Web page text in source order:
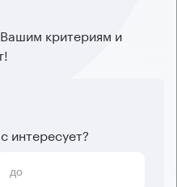
критериям и
интересует?